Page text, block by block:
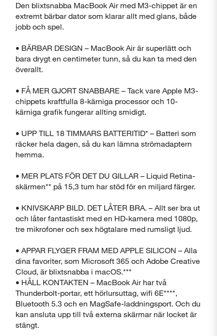
Den blixtsnabba MacBook Air med M3-chippet är en
extremt bärbar dator som klarar allt med glans, både
jobb och spel.
• BÄRBAR DESIGN – MacBook Air är superlätt och
bara drygt en centimeter tunn, så du kan ta med den
överallt.
• FÅ MER GJORT SNABBARE – Tack vare Apple M3-
chippets kraftfulla 8-kärniga processor och 10-
kärniga grafik fungerar allting smidigt.
• UPP TILL 18 TIMMARS BATTERITID* – Batteri som
räcker hela dagen, så du kan lämna strömadaptern
hemma.
• MER PLATS FÖR DET DU GILLAR – Liquid Retina-
skärmen** på 15,3 tum har stöd för en miljard färger.
• KNIVSKARP BILD. DET LÅTER BRA. – Allt ser bra ut
och låter fantastiskt med en HD-kamera med 1080p,
tre mikrofoner och sex högtalare med rumsligt ljud.
• APPAR FLYGER FRAM MED APPLE SILICON – Alla
dina favoriter, som Microsoft 365 och Adobe Creative
Cloud, är blixtsnabba i macOS.***
• HÅLL KONTAKTEN – MacBook Air har två
Thunderbolt-portar, ett hörlursuttag, wifi 6E****,
Bluetooth 5.3 och en MagSafe-laddningsport. Och du
kan ansluta upp till två externa skärmar när locket är
stängt.
Stäng